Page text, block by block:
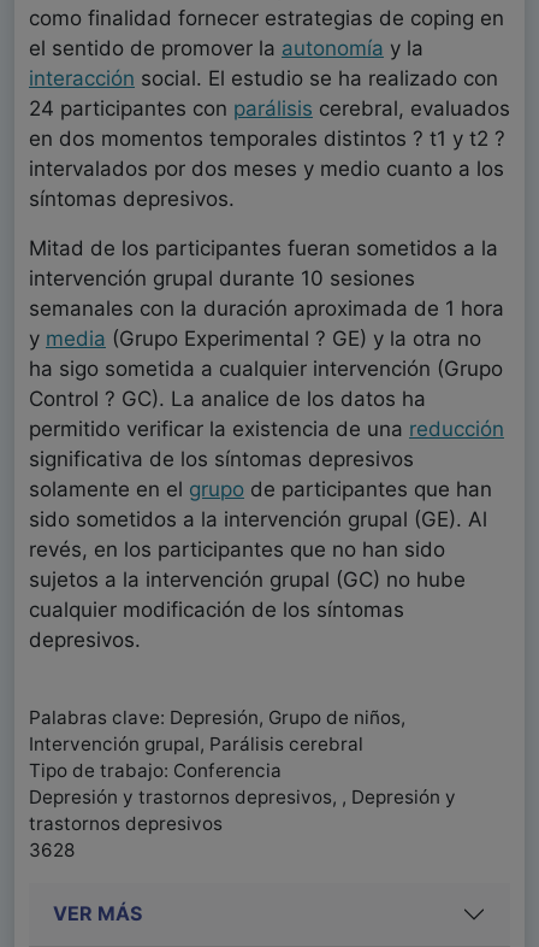
como finalidad fornecer estrategias de coping en
el sentido de promover la autonomía y la
interacción social. El estudio se ha realizado con
24 participantes con parálisis cerebral, evaluados
en dos momentos temporales distintos ? t1 y t2 ?
intervalados por dos meses y medio cuanto a los
síntomas depresivos.
Mitad de los participantes fueran sometidos a la
intervención grupal durante 10 sesiones
semanales con la duración aproximada de 1 hora
y media (Grupo Experimental ? GE) y la otra no
ha sigo sometida a cualquier intervención (Grupo
Control ? GC). La analice de los datos ha
permitido verificar la existencia de una reducción
significativa de los síntomas depresivos
solamente en el grupo de participantes que han
sido sometidos a la intervención grupal (GE). Al
revés, en los participantes que no han sido
sujetos a la intervención grupal (GC) no hube
cualquier modificación de los síntomas
depresivos.
Palabras clave: Depresión, Grupo de niños,
Intervención grupal, Parálisis cerebral
Tipo de trabajo: Conferencia
Depresión y trastornos depresivos, , Depresión y
trastornos depresivos
3628
VER MÁS